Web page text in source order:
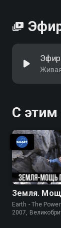
Эфир
С этим
Земля.
Earth - The
2007,